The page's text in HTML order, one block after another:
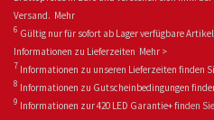
Versand. Mehr
6 Gültig nur für sofort ab Lager verfügbare
Informationen zu Lieferzeiten Mehr >
7 Informationen zu unseren Lieferzeiten finden
8 Informationen zu Gutscheinbedingungen
9 Informationen zur 420 LED Garantie+ finden Sie